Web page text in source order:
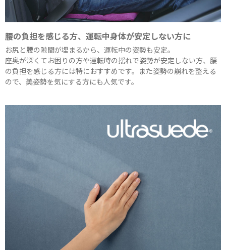
腰の負担を感じる方、運転中身体が安定しない方に
お尻と腰の隙間が埋まるから、運転中の姿勢も安定。
座奥が深くてお困りの方や運転時の揺れで姿勢が安定しない方、腰
の負担を感じる方には特におすすめです。また姿勢の崩れを整える
ので、美姿勢を気にする方にも人気です。